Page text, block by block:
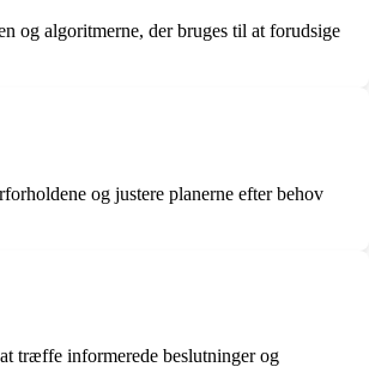
og algoritmerne, der bruges til at forudsige
og justere planerne efter behov
træffe informerede beslutninger og